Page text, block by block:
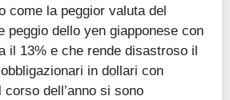
come la peggior valuta del
peggio dello yen giapponese con
il 13% e che rende disastroso il
in dollari con
dell’anno si sono